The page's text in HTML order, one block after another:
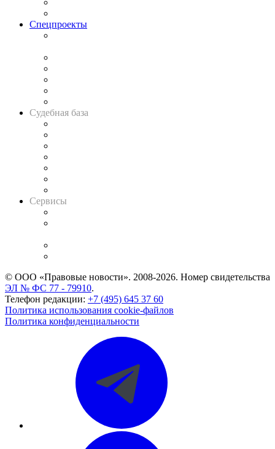
Спецпроекты
Судебная база
Сервисы
© ООО «Правовые новости». 2008-2026. Номер свидетельства
ЭЛ № ФС 77 - 79910.
Телефон редакции: +7 (495) 645 37 60
Политика использования cookie-файлов
Политика конфиденциальности